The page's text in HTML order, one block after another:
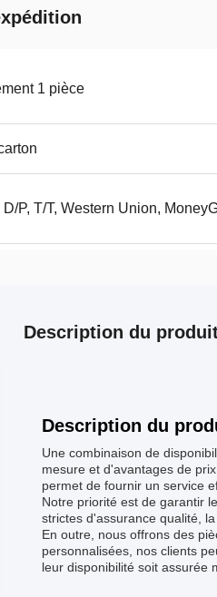
1 pièce
D/P, T/T, Western Union,
Description du
Description du
Une combinaison de
mesure et d'avantages de
permet de fournir un service
Notre priorité est de garantir
strictes d'assurance qualité,
En outre, nous offrons des
personnalisées, nos clients
leur disponibilité soit assurée